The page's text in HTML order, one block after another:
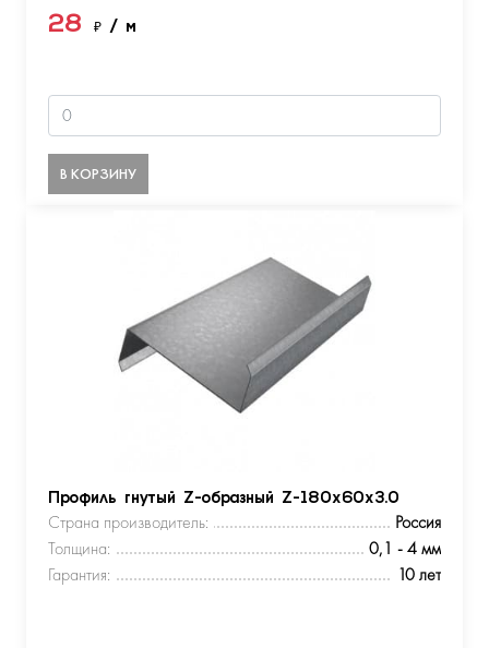
28 ₽ / м
В КОРЗИНУ
Профиль гнутый Z-образный Z-180х60х3.0
Страна производитель:
Россия
Толщина:
0,1 - 4 мм
Гарантия:
10 лет